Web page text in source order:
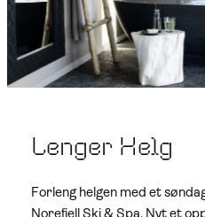
Lenger Helg
Forleng helgen med et
Norefjell Ski & Spa. Nyt et